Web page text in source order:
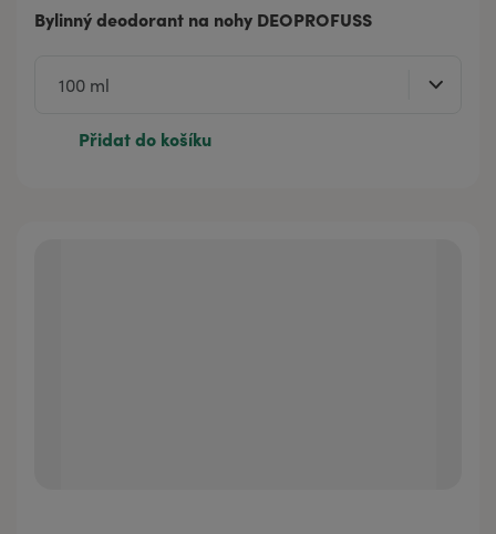
Bylinný deodorant na nohy DEOPROFUSS
Přidat do košíku